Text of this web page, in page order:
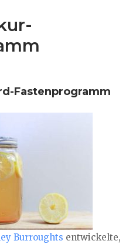
Fastenprogramm
Burroughts entwickelte,